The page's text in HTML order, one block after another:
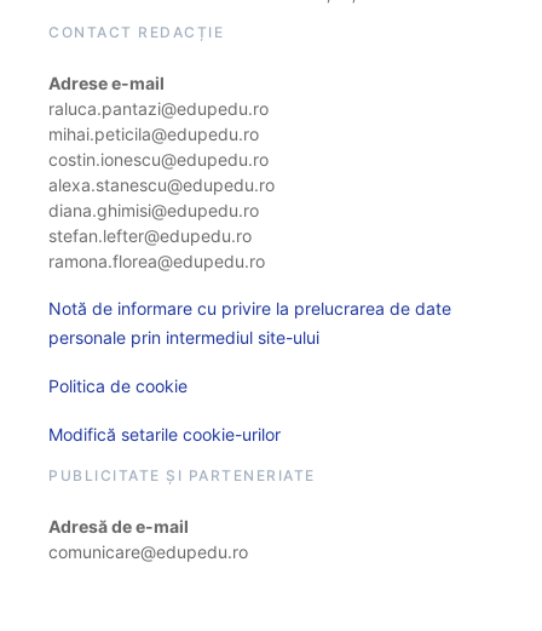
CONTACT REDACȚIE
Adrese e-mail
raluca.pantazi@edupedu.ro
mihai.peticila@edupedu.ro
costin.ionescu@edupedu.ro
alexa.stanescu@edupedu.ro
diana.ghimisi@edupedu.ro
stefan.lefter@edupedu.ro
ramona.florea@edupedu.ro
Notă de informare cu privire la prelucrarea de date
personale prin intermediul site-ului
Politica de cookie
Modifică setarile cookie-urilor
PUBLICITATE ȘI PARTENERIATE
Adresă de e-mail
comunicare@edupedu.ro